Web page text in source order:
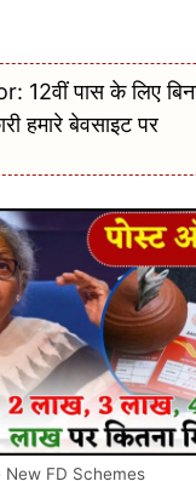
पास के लिए बिना
हमारे बेवसाइट पर
New FD Schemes